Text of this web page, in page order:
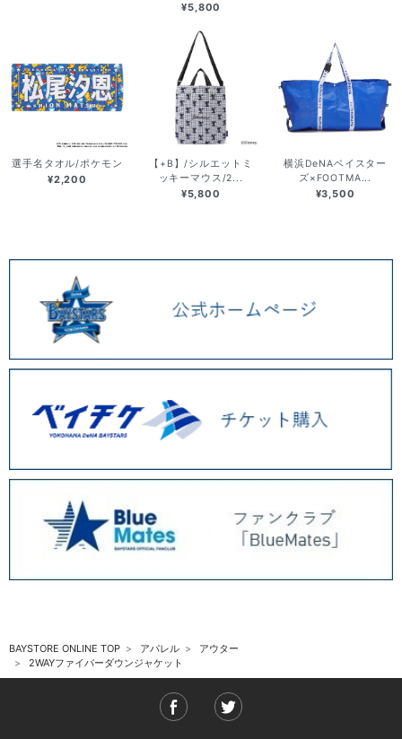
¥5,800
選手名タオル/ポケモン
¥2,200
【+B】/シルエットミ
ッキーマウス/2...
¥5,800
横浜DeNAベイスター
ズ×FOOTMA...
¥3,500
BAYSTORE ONLINE TOP アパレル
アウター
2WAYファイバーダウンジャケット